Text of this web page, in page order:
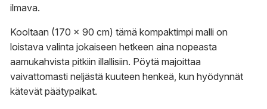
ilmava.
Kooltaan (170 x 90 cm) tämä kompaktimpi malli on
loistava valinta jokaiseen hetkeen aina nopeasta
aamukahvista pitkiin illallisiin. Pöytä majoittaa
vaivattomasti neljästä kuuteen henkeä, kun hyödynnät
kätevät päätypaikat.